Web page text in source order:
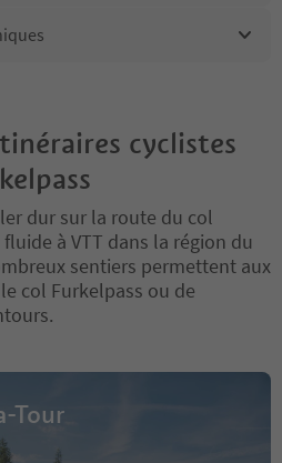
cyclistes
dur sur la route du col
à VTT dans la région du
sentiers permettent aux
col Furkelpass ou de
Tour